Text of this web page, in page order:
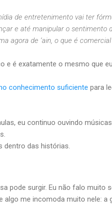
de entretenimento vai ter
e até manipular o sentimento
agora de ‘ain, o que é comercial
e é exatamente o mesmo que
conhecimento suficiente para
eu continuo ouvindo
dentro das histórias.
pode surgir. Eu não falo muito
algo me incomoda muito nele: a